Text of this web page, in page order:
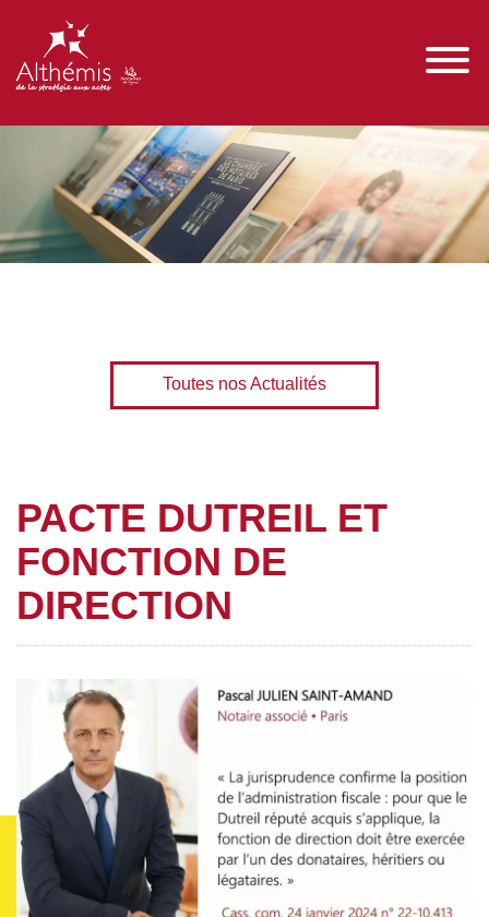
Toutes nos Actualités
PACTE DUTREIL ET
FONCTION DE
DIRECTION